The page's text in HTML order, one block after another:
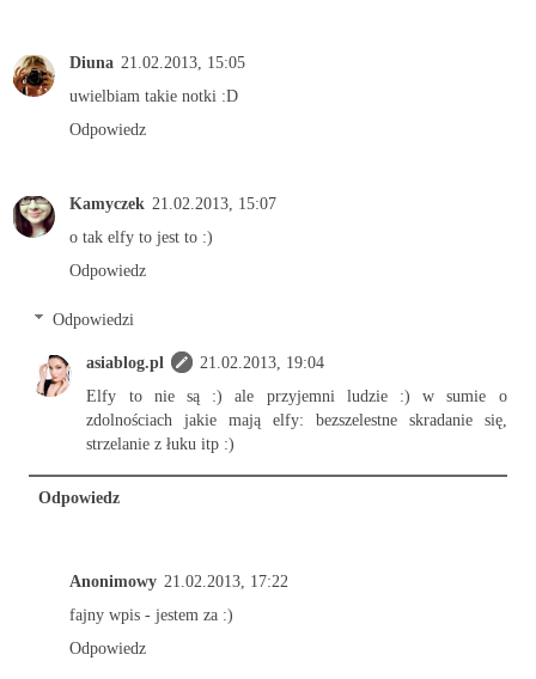
Diuna 21.02.2013, 15:05
uwielbiam takie notki :D
Odpowiedz
Kamyczek 21.02.2013, 15:07
o tak elfy to jest to :)
Odpowiedz
Odpowiedzi
asiablog.pl
21.02.2013, 19:04
Elfy to nie są :) ale przyjemni ludzie :) w sumie o
zdolnościach jakie mają elfy: bezszelestne skradanie się,
strzelanie z łuku itp :)
Odpowiedz
Anonimowy 21.02.2013, 17:22
fajny wpis - jestem za :)
Odpowiedz